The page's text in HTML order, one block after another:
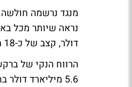
מנגד נרשמה
נראה שיותר מכל
דולר, קצב של כ-18 מיליארד דולר בשנה.
5.6 מיליארד